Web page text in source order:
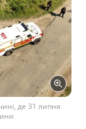
де 31 липня